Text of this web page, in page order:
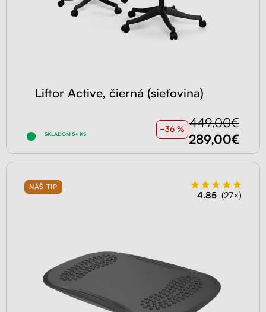
Liftor Active, čierná (sieťovina)
SKLADOM 5+ KS
−36 % 449,00€
289,00€
NÁŠ TIP
4.85 (27×)